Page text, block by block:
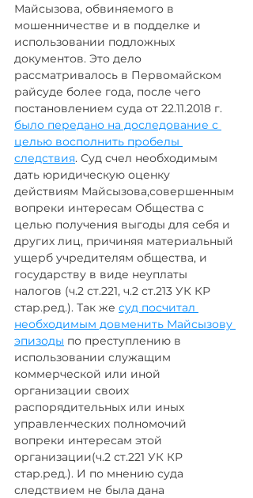
Майсызова, обвиняемого в
мошенничестве и в подделке и
использовании подложных
документов. Это дело
рассматривалось в Первомайском
райсуде более года, после чего
постановлением суда от 22.11.2018 г.
было передано на доследование с
целью восполнить пробелы
следствия. Суд счел необходимым
дать юридическую оценку
действиям Майсызова,совершенным
вопреки интересам Общества с
целью получения выгоды для себя и
других лиц, причиняя материальный
ущерб учредителям общества, и
государству в виде неуплаты
налогов (ч.2 ст.221, ч.2 ст.213 УК КР
стар.ред.). Так же суд посчитал
необходимым довменить Майсызову
эпизоды по преступлению в
использовании служащим
коммерческой или иной
организации своих
распорядительных или иных
управленческих полномочий
вопреки интересам этой
организации(ч.2 ст.221 УК КР
стар.ред.). И по мнению суда
следствием не была дана